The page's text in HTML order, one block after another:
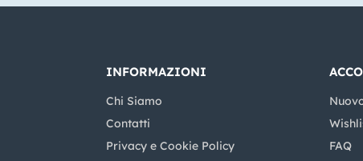
INFORMAZIONI
Chi Siamo
Contatti
Privacy e Cookie Policy
FAQ